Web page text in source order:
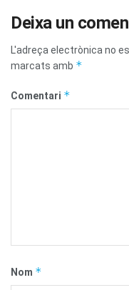
Deixa un
L'adreça electrònica no
marcats amb *
Comentari *
Nom *